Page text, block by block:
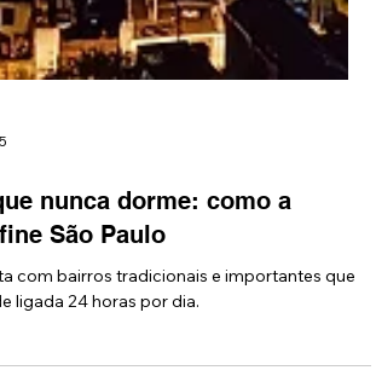
nunca dorme: como a
São Paulo
ligada 24 horas por dia.